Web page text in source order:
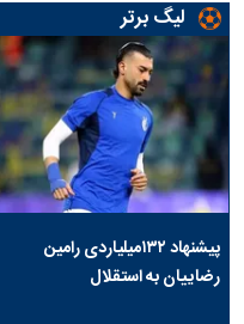
لیگ برتر
پیشنهاد ۱۳۲میلیاردی رامین
رضاییان به استقلال